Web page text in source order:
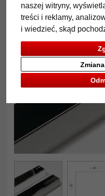
naszej witryny,
treści i reklamy,
i wiedzieć, skąd